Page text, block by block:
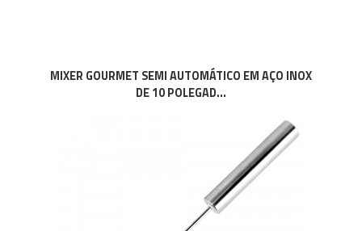
MIXER GOURMET SEMI AUTOMÁTICO EM AÇO INOX
DE 10 POLEGAD...